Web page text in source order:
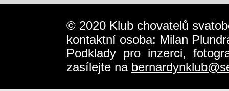
© 2020 Klub chovatelů
kontaktní osoba: Milan
Podklady pro inzerci,
zasílejte na